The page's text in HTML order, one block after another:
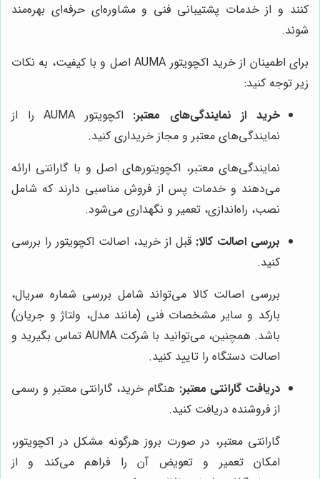
کنند و از خدمات پشتیبانی فنی و مشاوره‌ای حرفه‌ای بهره‌مند
شوند.
برای اطمینان از خرید اکچویتور AUMA اصل و با کیفیت، به نکات
زیر توجه کنید:
خرید از نمایندگی‌های معتبر:
اکچویتور AUMA را از
نمایندگی‌های معتبر و مجاز خریداری کنید.
نمایندگی‌های معتبر، اکچویتورهای اصل و با گارانتی ارائه
می‌دهند و خدمات پس از فروش مناسبی دارند که شامل
نصب، راه‌اندازی، تعمیر و نگهداری می‌شود.
بررسی اصالت کالا: قبل از خرید، اصالت اکچویتور را بررسی
کنید.
بررسی اصالت کالا می‌تواند شامل بررسی شماره سریال،
بارکد و سایر مشخصات فنی (مانند مدل، ولتاژ و جریان)
باشد. همچنین، می‌توانید با شرکت AUMA تماس بگیرید و
اصالت دستگاه را تایید کنید.
دریافت گارانتی معتبر: هنگام خرید، گارانتی معتبر و رسمی
از فروشنده دریافت کنید.
گارانتی معتبر، در صورت بروز هرگونه مشکل در اکچویتور،
امکان تعمیر و تعویض آن را فراهم می‌کند و از